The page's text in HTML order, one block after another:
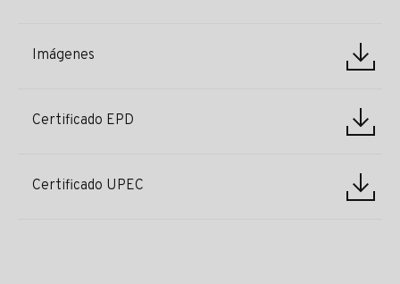
Imágenes
Certificado EPD
Certificado UPEC